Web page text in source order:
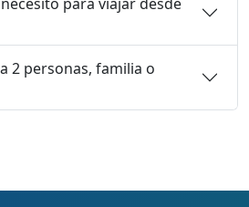
2 personas, familia o